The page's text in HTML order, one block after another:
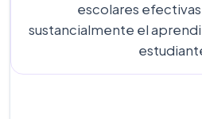
escolares
sustancialmente el